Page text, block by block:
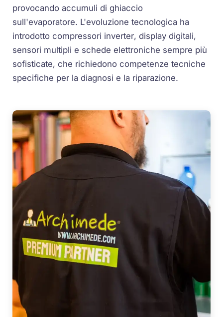
provocando accumuli di ghiaccio
sull'evaporatore. L'evoluzione tecnologica ha
introdotto compressori inverter, display digitali,
sensori multipli e schede elettroniche sempre più
sofisticate, che richiedono competenze tecniche
specifiche per la diagnosi e la riparazione.